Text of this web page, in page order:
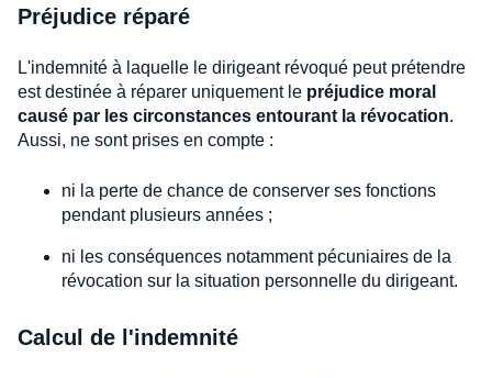
Préjudice réparé
L'indemnité à laquelle le dirigeant révoqué peut prétendre
est destinée à réparer uniquement le préjudice moral
causé par les circonstances entourant la révocation.
Aussi, ne sont prises en compte :
ni la perte de chance de conserver ses fonctions
pendant plusieurs années ;
ni les conséquences notamment pécuniaires de la
révocation sur la situation personnelle du dirigeant.
Calcul de l'indemnité